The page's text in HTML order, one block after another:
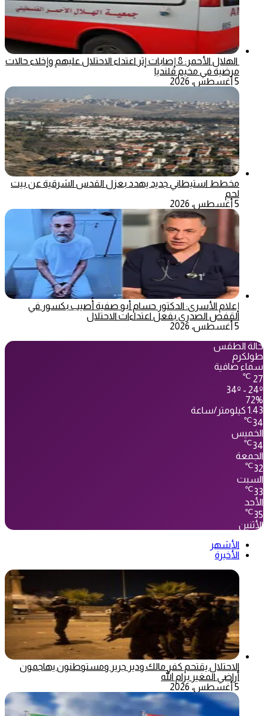
الهلال الأحمر: 8 إصابات إثر اعتداء الاحتلال عليهم وإخلاء حالات
مرضية في مخيم قلنديا
5 أغسطس، 2026
مخطط استيطاني جديد يهدد بعزل القدس الشرقية عن بيت
لحم
5 أغسطس، 2026
إعلام الأسرى: الدكتور حسام أبو صفية أُصيب بكسور في
القفص الصدري بفعل اعتداءات الاحتلال
5 أغسطس، 2026
حالة الطقس
طولكرم
سماء صافية
27
℃
34º - 24º
72%
1.43 كيلومتر/ساعة
34
℃
الخميس
34
℃
الجمعة
32
℃
السبت
33
℃
الأحد
35
℃
الأثنين
الأشهر
الأخيرة
الاحتلال يقتحم كفر مالك ودير جرير ومستوطنون يهاجمون
أراضي المغير برام الله
5 أغسطس، 2026